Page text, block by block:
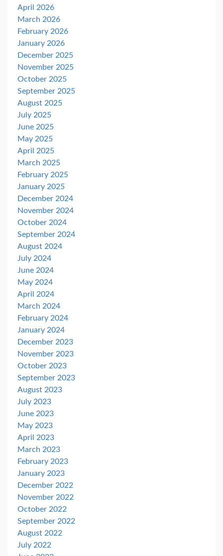
April 2026
March 2026
February 2026
January 2026
December 2025
November 2025
October 2025
September 2025
August 2025
July 2025
June 2025
May 2025
April 2025
March 2025
February 2025
January 2025
December 2024
November 2024
October 2024
September 2024
August 2024
July 2024
June 2024
May 2024
April 2024
March 2024
February 2024
January 2024
December 2023
November 2023
October 2023
September 2023
August 2023
July 2023
June 2023
May 2023
April 2023
March 2023
February 2023
January 2023
December 2022
November 2022
October 2022
September 2022
August 2022
July 2022